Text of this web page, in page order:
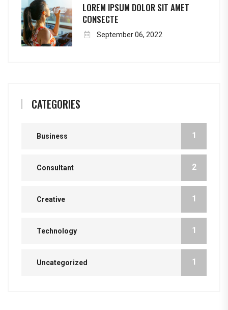
LOREM IPSUM DOLOR SIT AMET
CONSECTE
September 06, 2022
CATEGORIES
Business 1
Consultant 2
Creative 1
Technology 1
Uncategorized 1